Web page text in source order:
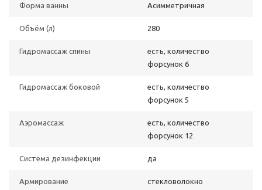
Форма ванны Асимметричная
Объём (л) 280
Гидромассаж спины
есть, количество
форсунок 6
Гидромассаж боковой
есть, количество
форсунок 5
Аэромассаж
есть, количество
форсунок 12
Система дезинфекции да
Армирование стекловолокно